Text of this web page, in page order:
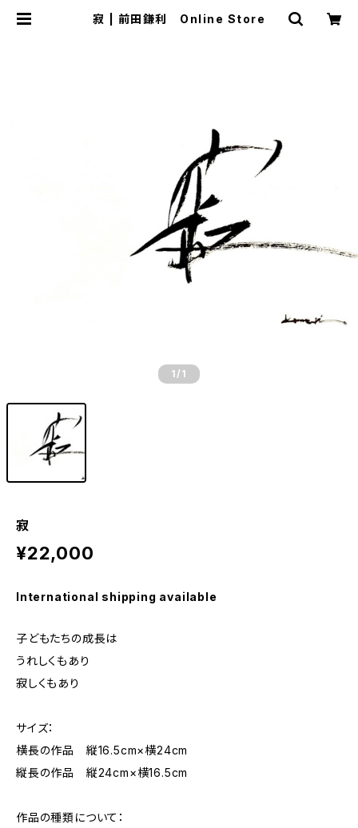
寂 | 前田鎌利 Online Store
1 /1
寂
¥22,000
International shipping available
子どもたちの成長は
うれしくもあり
寂しくもあり
サイズ：
横長の作品 縦16.5cm×横24cm
縦長の作品 縦24cm×横16.5cm
作品の種類について：